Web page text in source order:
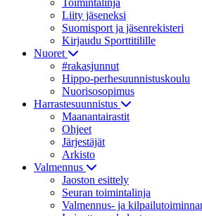
Liity jäseneksi
Suomisport ja jäsenrekisteri
Kirjaudu Sporttitilille
Nuoret
#rakasjunnut
Hippo-perhesuunnistuskoulu
Nuorisosopimus
Harrastesuunnistus
Maanantairastit
Ohjeet
Järjestäjät
Arkisto
Valmennus
Jaoston esittely
Seuran toimintalinja
Valmennus- ja